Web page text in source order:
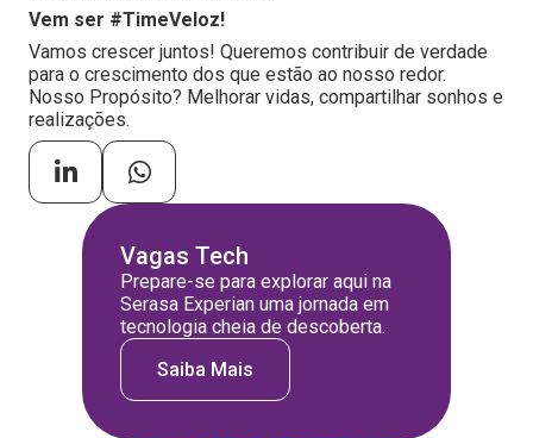
Vem ser #TimeVeloz!
Vamos crescer juntos! Queremos contribuir de verdade
para o crescimento dos que estão ao nosso redor.
Nosso Propósito? Melhorar vidas, compartilhar sonhos e
realizações.
Vagas Tech
Prepare-se para explorar aqui na
Serasa Experian uma jornada em
tecnologia cheia de descoberta.
Saiba Mais